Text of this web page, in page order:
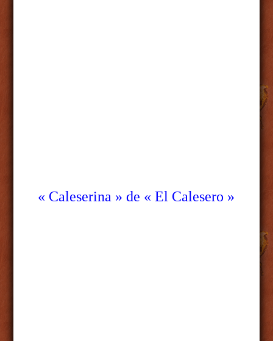
« Caleserina » de « El Calesero »